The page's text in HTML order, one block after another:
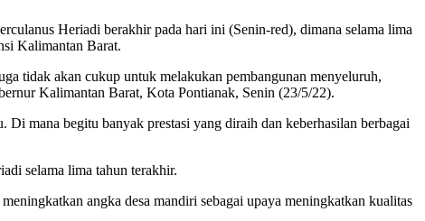
Heriadi berakhir pada hari ini (Senin-red), dimana selama lima
Kalimantan Barat.
tidak akan cukup untuk melakukan pembangunan menyeluruh,
Kalimantan Barat, Kota Pontianak, Senin (23/5/22).
mana begitu banyak prestasi yang diraih dan keberhasilan berbagai
selama lima tahun terakhir.
angka desa mandiri sebagai upaya meningkatkan kualitas